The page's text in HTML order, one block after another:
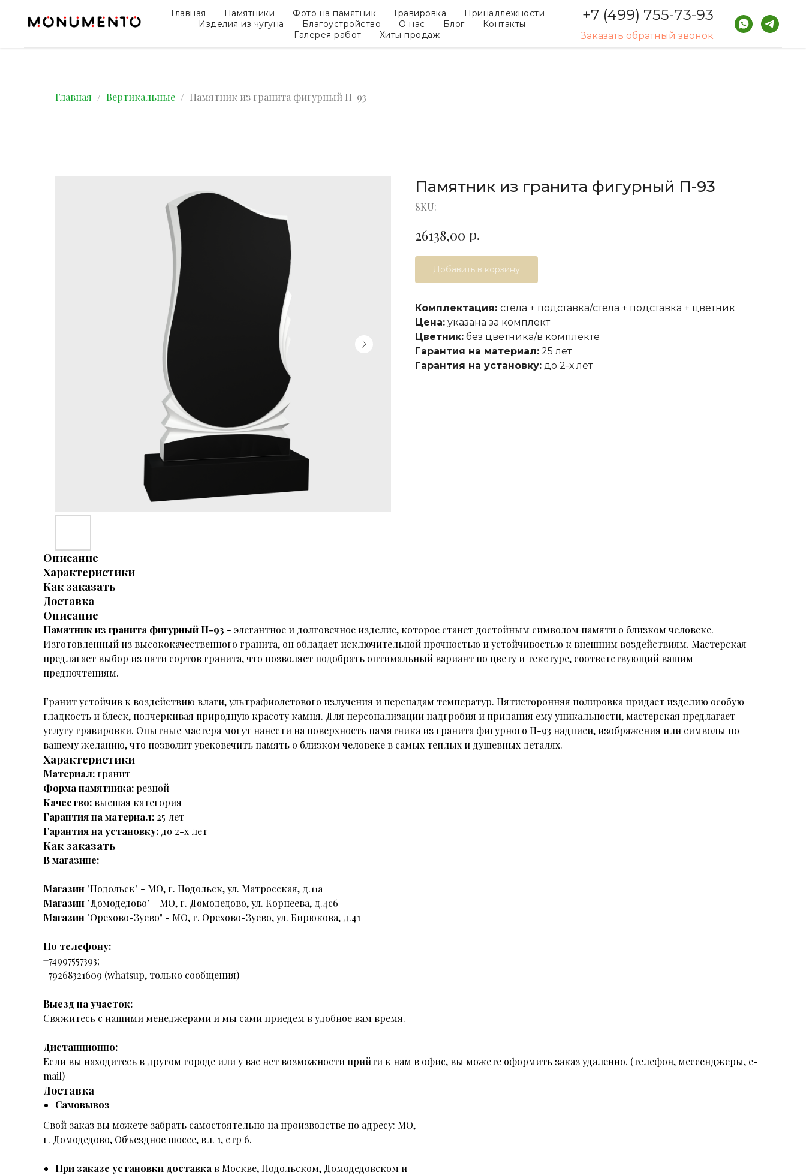
Главная Памятники Фото на памятник Гравировка
Принадлежности
Изделия из чугуна
Благоустройство О нас Блог
Контакты
Галерея работ
Хиты продаж
+7 (499) 755-73-93
Заказать обратный звонок
Главная Вертикальные Памятник из гранита фигурный П-93
Памятник из гранита фигурный П-93
SKU:
26138,00 р.
Добавить в корзину
Комплектация: стела + подставка/стела + подставка + цветник
Цена: указана за комплект
Цветник: без цветника/в комплекте
Гарантия на материал: 25 лет
Гарантия на установку: до 2-х лет
Описание
Характеристики
Как заказать
Доставка
Описание
Памятник из гранита фигурный П-93 - элегантное и долговечное изделие, которое станет достойным символом памяти о близком человеке.
Изготовленный из высококачественного гранита, он обладает исключительной прочностью и устойчивостью к внешним воздействиям. Мастерская
предлагает выбор из пяти сортов гранита, что позволяет подобрать оптимальный вариант по цвету и текстуре, соответствующий вашим
предпочтениям.
Гранит устойчив к воздействию влаги, ультрафиолетового излучения и перепадам температур. Пятисторонняя полировка придает изделию особую
гладкость и блеск, подчеркивая природную красоту камня. Для персонализации надгробия и придания ему уникальности, мастерская предлагает
услугу гравировки. Опытные мастера могут нанести на поверхность памятника из гранита фигурного П-93 надписи, изображения или символы по
вашему желанию, что позволит увековечить память о близком человеке в самых теплых и душевных деталях.
Характеристики
Материал: гранит
Форма памятника: резной
Качество: высшая категория
Гарантия на материал: 25 лет
Гарантия на установку: до 2-х лет
Как заказать
В магазине:
Магазин "Подольск" - МО, г. Подольск, ул. Матросская, д.11а
Магазин "Домодедово" - МО, г. Домодедово, ул. Корнеева, д.4с6
Магазин "Орехово-Зуево" - МО, г. Орехово-Зуево, ул. Бирюкова, д.41
По телефону:
+74997557393;
+79268321609 (whatsup, только сообщения)
Выезд на участок:
Свяжитесь с нашими менеджерами и мы сами приедем в удобное вам время.
Дистанционно:
Если вы находитесь в другом городе или у вас нет возможности прийти к нам в офис, вы можете оформить заказ удаленно. (телефон, мессенджеры, e-
mail)
Доставка
Самовывоз
Свой заказ вы можете забрать самостоятельно на производстве по адресу: МО,
г. Домодедово, Объездное шоссе, вл. 1, стр 6.
При заказе установки доставка в Москве, Подольском, Домодедовском и